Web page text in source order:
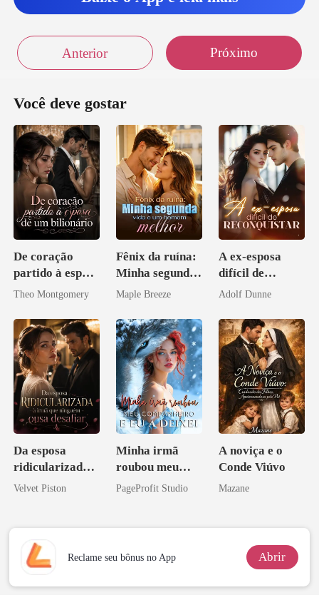
Anterior Próximo
Você deve gostar
De coração
partido à esposa
de um bilionário
Theo Montgomery
Fênix da ruína:
Minha segunda
vida e um
Maple Breeze
A ex-esposa
difícil de
reconquistar
Adolf Dunne
Da esposa
ridicularizada à
irmã que
Velvet Piston
Minha irmã
roubou meu
companheiro e
PageProfit Studio
A noviça e o
Conde Viúvo
Mazane
Reclame seu bônus no App Abrir